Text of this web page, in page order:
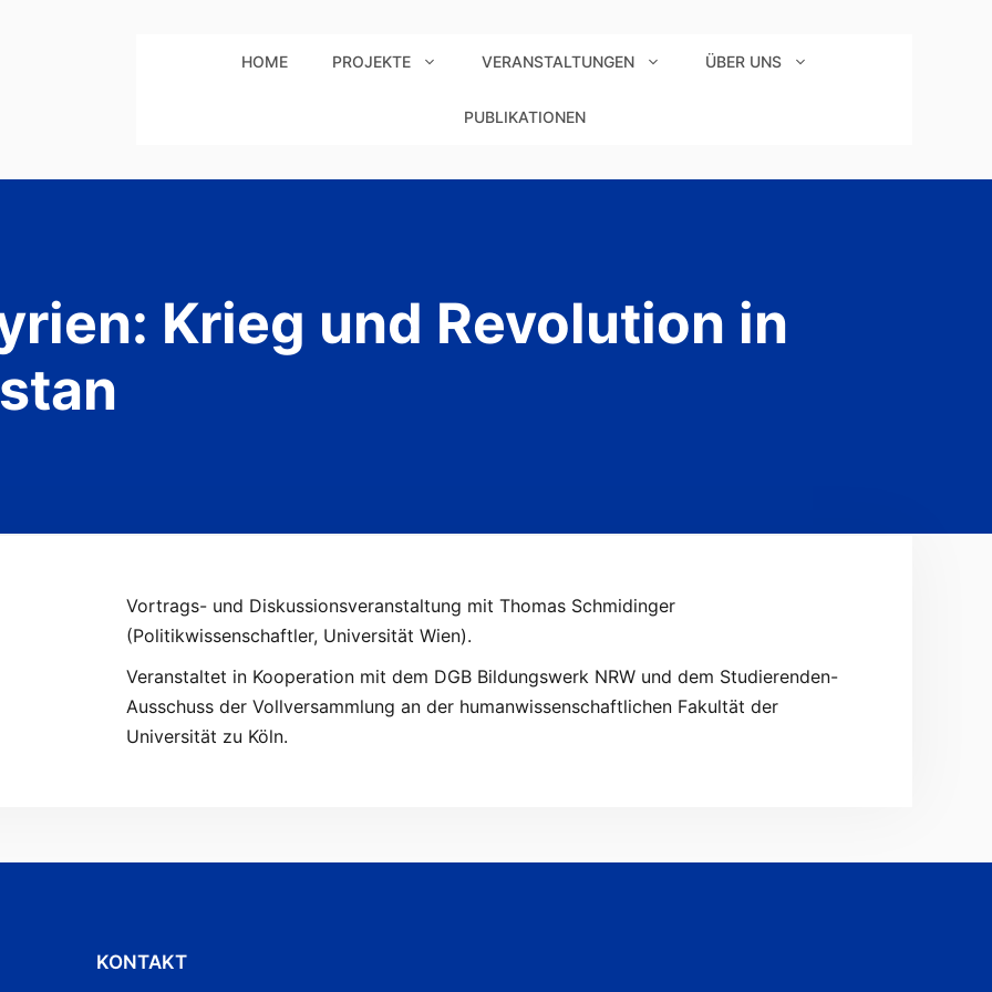
HOME PROJEKTE VERANSTALTUNGEN ÜBER UNS
PUBLIKATIONEN
Krieg und Revolution in
Vortrags- und Diskussionsveranstaltung mit Thomas Schmidinger
(Politikwissenschaftler, Universität Wien).
Veranstaltet in Kooperation mit dem DGB Bildungswerk NRW und dem Studierenden-
Ausschuss der Vollversammlung an der humanwissenschaftlichen Fakultät der
Universität zu Köln.
KONTAKT